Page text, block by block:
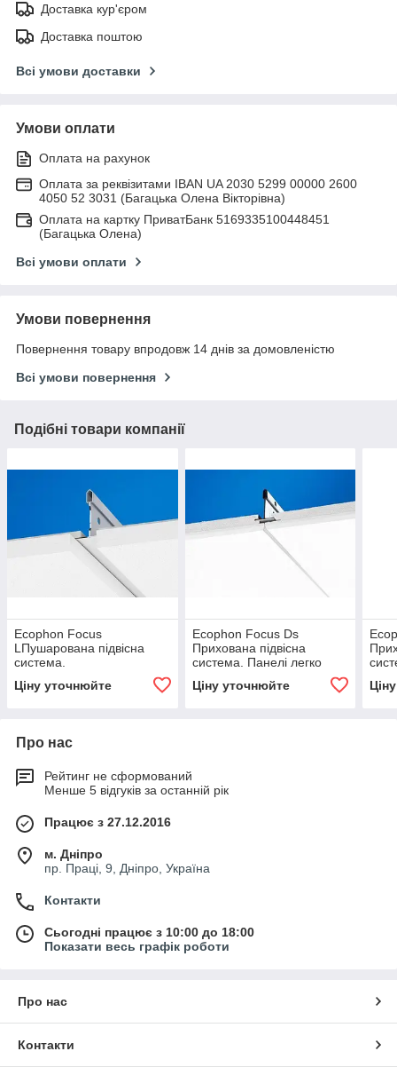
Доставка кур'єром
Доставка поштою
Всі умови доставки
Умови оплати
Оплата на рахунок
Оплата за реквізитами IBAN UA 2030 5299 00000 2600
4050 52 3031 (Багацька Олена Вікторівна)
Оплата на картку ПриватБанк 5169335100448451
(Багацька Олена)
Всі умови оплати
Умови повернення
Повернення товару впродовж 14 днів за домовленістю
Всі умови повернення
Подібні товари компанії
Ecophon Focus
LПушарована підвісна
система.
випадках, коли необхідно
Ціну уточнюйте
Ecophon Focus Ds
Прихована підвісна
система. Панелі легко
Симетрична крайка
Ціну уточнюйте
Про нас
Рейтинг не сформований
Менше 5 відгуків за останній рік
Працює з 27.12.2016
м. Дніпро
пр. Праці, 9, Дніпро, Україна
Контакти
Сьогодні працює з 10:00 до 18:00
Показати весь графік роботи
Про нас
Контакти